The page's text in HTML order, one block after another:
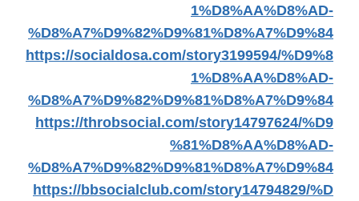
1%D8%AA%D8%AD-
%D8%A7%D9%82%D9%81%D8%A7%D9%84
https://socialdosa.com/story3199594/%D9%8
1%D8%AA%D8%AD-
%D8%A7%D9%82%D9%81%D8%A7%D9%84
https://throbsocial.com/story14797624/%D9
%81%D8%AA%D8%AD-
%D8%A7%D9%82%D9%81%D8%A7%D9%84
https://bbsocialclub.com/story14794829/%D